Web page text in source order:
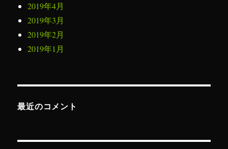
2019年4月
2019年3月
2019年2月
2019年1月
最近のコメント